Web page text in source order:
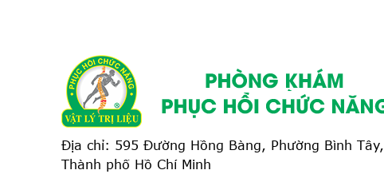
Địa chỉ: 595 Đường Hồng Bàng, Phường Bình Tây,
Thành phố Hồ Chí Minh